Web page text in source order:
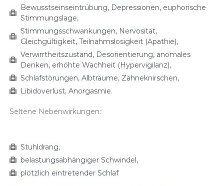
Bewusstseinseintrübung, Depressionen, euphorische
Stimmungslage,
Stimmungsschwankungen, Nervosität,
Gleichgültigkeit, Teilnahmslosigkeit (Apathie),
Verwirrtheitszustand, Desorientierung, anomales
Denken, erhöhte Wachheit (Hypervigilanz),
Schlafstörungen, Albträume, Zähneknirschen,
Libidoverlust, Anorgasmie.
Seltene Nebenwirkungen:
Stuhldrang,
belastungsabhängiger Schwindel,
plötzlich eintretender Schlaf